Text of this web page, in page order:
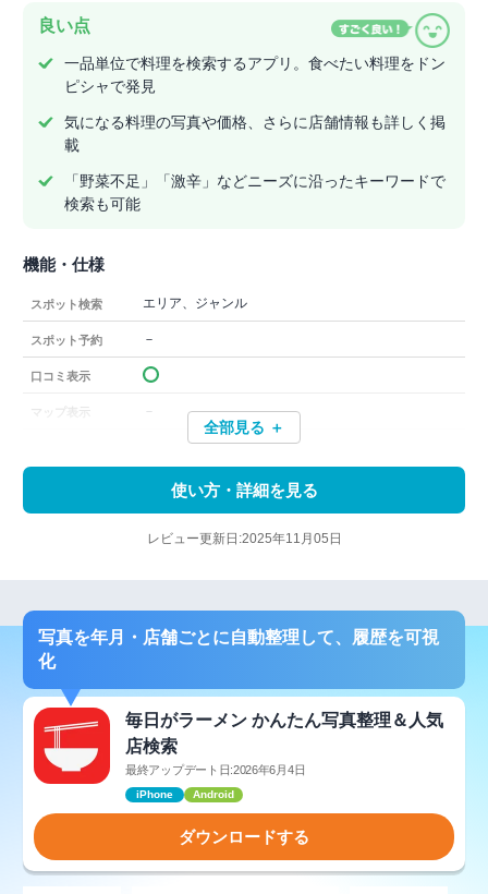
良い点
一品単位で料理を検索するアプリ。食べたい料理をドン
ピシャで発見
気になる料理の写真や価格、さらに店舗情報も詳しく掲
載
「野菜不足」「激辛」などニーズに沿ったキーワードで
検索も可能
機能・仕様
スポット検索 エリア、ジャンル
スポット予約 －
口コミ表示
マップ表示 －
全部見る ＋
使い方・詳細を見る
レビュー更新日:2025年11月05日
写真を年月・店舗ごとに自動整理して、履歴を可視
化
毎日がラーメン かんたん写真整理＆人気
店検索
最終アップデート日:2026年6月4日
iPhone Android
ダウンロードする